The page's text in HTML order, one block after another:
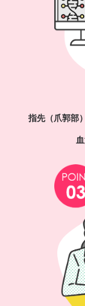
指先（爪郭部